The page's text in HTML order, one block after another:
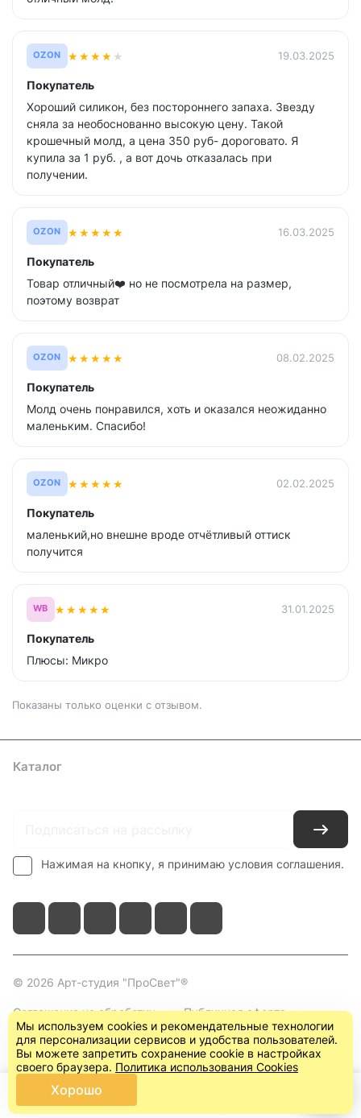
OZON ★★★★ ★ 19.03.2025
Покупатель
Хороший силикон, без постороннего запаха. Звезду
сняла за необоснованно высокую цену. Такой
крошечный молд, а цена 350 руб- дороговато. Я
купила за 1 руб. , а вот дочь отказалась при
получении.
OZON ★★★★★ 16.03.2025
Покупатель
Товар отличный❤️ но не посмотрела на размер,
поэтому возврат
OZON ★★★★★ 08.02.2025
Покупатель
Молд очень понравился, хоть и оказался неожиданно
маленьким. Спасибо!
OZON ★★★★★ 02.02.2025
Покупатель
маленький,но внешне вроде отчётливый оттиск
получится
WB ★★★★★ 31.01.2025
Покупатель
Плюсы: Микро
Показаны только оценки с отзывом.
Каталог
Нажимая на кнопку, я принимаю условия соглашения.
© 2026 Арт-студия "ПроСвет"®
Соглашение на обработку
персональных данных
Публичная оферта
(пользовательское
соглашение)
Главная Каталог
Мы используем cookies и рекомендательные технологии
для персонализации сервисов и удобства пользователей.
Вы можете запретить сохранение cookie в настройках
своего браузера. Политика использования Cookies
Хорошо